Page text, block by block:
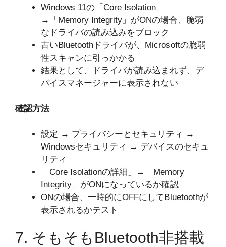
Windows 11の「Core Isolation」
→「Memory Integrity」がONの場合、脆弱
なドライバの読み込みをブロック
古いBluetoothドライバが、Microsoftの脆弱
性スキャンに引っかかる
結果として、ドライバが読み込まれず、デ
バイスマネージャーに表示されない
確認方法
設定 → プライバシーとセキュリティ →
Windowsセキュリティ → デバイスのセキュ
リティ
「Core Isolationの詳細」→「Memory
Integrity」がONになっているか確認
ONの場合、一時的にOFFにしてBluetoothが
表示されるかテスト
7. そもそもBluetooth非搭載